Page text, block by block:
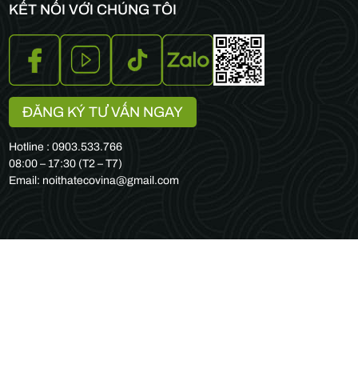
KẾT NỐI VỚI CHÚNG TÔI
ĐĂNG KÝ TƯ VẤN NGAY
Hotline : 0903.533.766
08:00 – 17:30 (T2 – T7)
Email: noithatecovina@gmail.com